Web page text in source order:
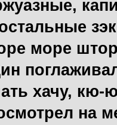
море
хачу, кю-
на